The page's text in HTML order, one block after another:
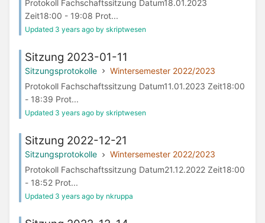
Protokoll Fachschaftssitzung Datum18.01.2023
Zeit18:00 - 19:08 Prot...
Updated 3 years ago by skriptwesen
Sitzung 2023-01-11
Sitzungsprotokolle
Wintersemester 2022/2023
Protokoll Fachschaftssitzung Datum11.01.2023 Zeit18:00
- 18:39 Prot...
Updated 3 years ago by skriptwesen
Sitzung 2022-12-21
Sitzungsprotokolle
Wintersemester 2022/2023
Protokoll Fachschaftssitzung Datum21.12.2022 Zeit18:00
- 18:52 Prot...
Updated 3 years ago by nkruppa